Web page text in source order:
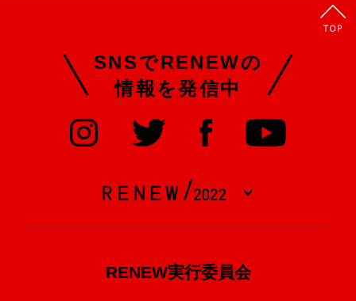
SNSでRENEWの
情報を発信中
RENEW実行委員会